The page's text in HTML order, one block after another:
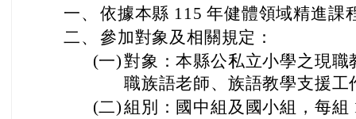
一、 依據本縣 115 年健體領域精進課
二、 參加對象及相關規定：
(一)對象：本縣公私立小學之現
職族語老師、族語教學支援
(二)組別：國中組及國小組，每